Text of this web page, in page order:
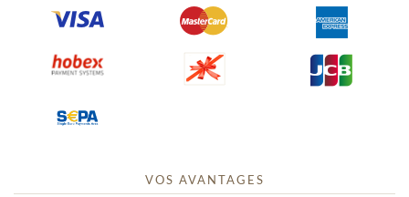
VOS AVANTAGES